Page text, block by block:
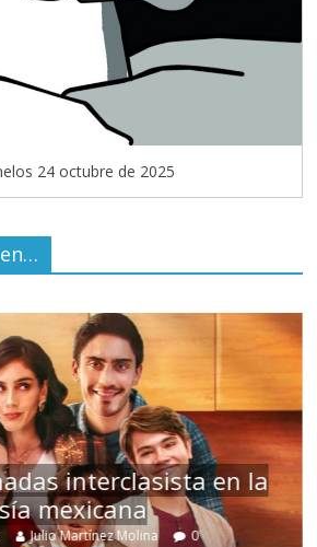
24 octubre de 2025
interclasista en la
mexicana
Julio Martínez Molina 0